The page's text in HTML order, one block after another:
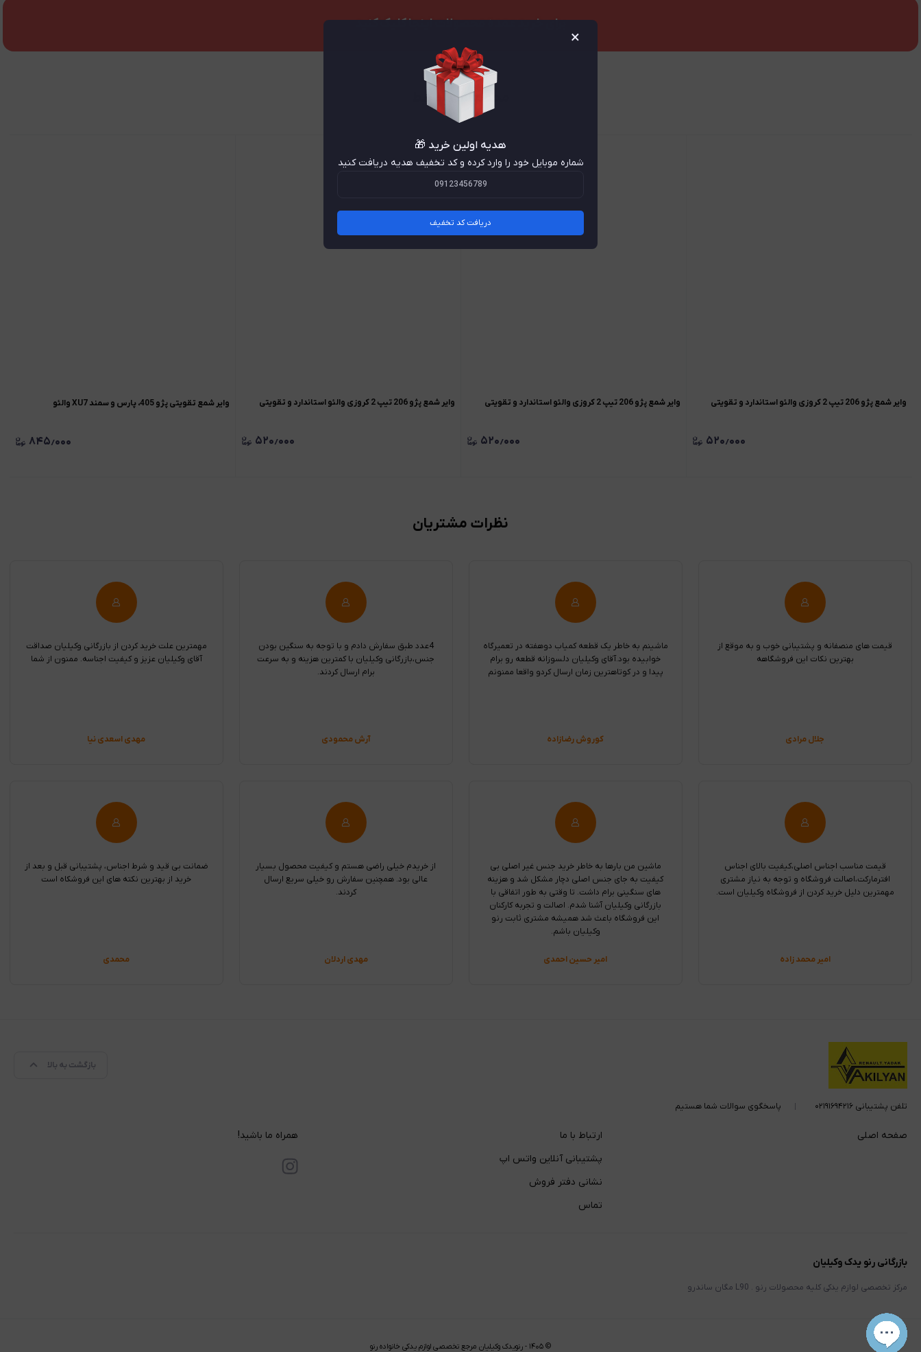
برای خرید عمده محصولات اینجا کلیک کنید
محصولات مرتبط
وایر شمع پژو 206 تیپ 2 کروزی والئو استاندارد و تقویتی
۵۲۰٫۰۰۰
وایر شمع پژو 206 تیپ 2 کروزی والئو استاندارد و تقویتی
۵۲۰٫۰۰۰
وایر شمع پژو 206 تیپ 2 کروزی والئو استاندارد و تقویتی
۵۲۰٫۰۰۰
وایر شمع تقویتی پژو 405، پارس و سمند XU7 والئو
۸۴۵٫۰۰۰
نظرات مشتریان
قیمت های منصفانه و پشتیبانی خوب و به موقع از
بهترین نکات این فروشگاهه
جلال مرادی
ماشینم به خاطر یک قطعه کمیاب دوهفته در تعمیرگاه
خوابیده بود.آقای وکیلیان دلسوزانه قطعه رو برام
پیدا و در کوتاهترین زمان ارسال کردو واقعا ممنونم
کوروش رضازاده
4عدد طبق سفارش دادم و با توجه به سنگین بودن
جنس،بازرگانی وکیلیان با کمترین هزینه و به سرعت
برام ارسال کردند.
آرش محمودی
مهمترین علت خرید کردن از بازرگانی وکیلیان صداقت
آقای وکیلیان عزیز و کیفیت اجناسه. ممنون از شما
مهدی اسعدی نیا
قیمت مناسب اجناس اصلی،کیفیت بالای اجناس
افترمارکت،اصالت فروشگاه و توجه به نیاز مشتری
مهمترین دلیل خرید کردن از فروشگاه وکیلیان است.
امیر محمد زاده
ماشین من بارها به خاطر خرید جنس غیر اصلی بی
کیفیت به جای جنس اصلی دچار مشکل شد و هزینه
های سنگینی برام داشت. تا وقتی به طور اتفاقی با
بازرگانی وکیلیان آشنا شدم. اصالت و تجربه کارکنان
این فروشگاه باعث شد همیشه مشتری ثابت رنو
وکیلیان باشم.
امیر حسین احمدی
از خریدم خیلی راضی هستم و کیفیت محصول بسیار
عالی بود. همچنین سفارش رو خیلی سریع ارسال
کردند.
مهدی اردلان
ضمانت بی قید و شرط اجناس، پشتیبانی قبل و بعد از
خرید از بهترین نکته های این فروشکاه است
محمدی
بازگشت به بالا
تلفن پشتیبانی ۰۲۱۹۱۶۹۴۲۱۶ پاسخگوی سوالات شما هستیم
صفحه اصلی
ارتباط با ما
پشتیبانی آنلاین واتس اپ
نشانی دفتر فروش
تماس
همراه ما باشید!
بازرگانی رنو یدک وکیلیان
مرکز تخصصی لوازم یدکی کلیه محصولات رنو . L90 مگان ساندرو
©۱۴۰۵ - رنویدک وکیلیان مرجع تخصصی لوازم یدکی خانواده رنو
×
هدیه اولین خرید 🎁
شماره موبایل خود را وارد کرده و کد تخفیف هدیه دریافت کنید
دریافت کد تخفیف